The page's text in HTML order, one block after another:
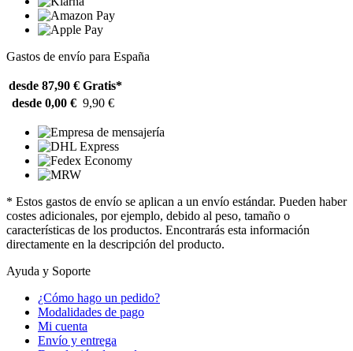
Gastos de envío para España
desde 87,90 € Gratis*
desde 0,00 € 9,90 €
* Estos gastos de envío se aplican a un envío estándar. Pueden haber
costes adicionales, por ejemplo, debido al peso, tamaño o
características de los productos. Encontrarás esta información
directamente en la descripción del producto.
Ayuda y Soporte
¿Cómo hago un pedido?
Modalidades de pago
Mi cuenta
Envío y entrega